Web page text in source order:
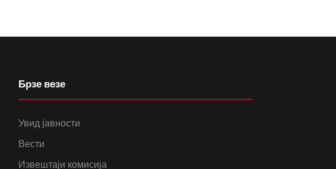
Брзе везе
Увид јавности
Вести
Извештаји комисија